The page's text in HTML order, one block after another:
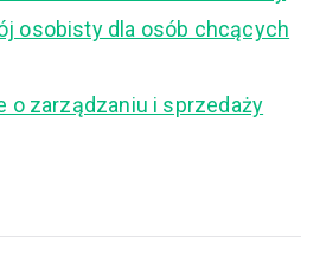
osobisty dla osób chcących
o zarządzaniu i sprzedaży